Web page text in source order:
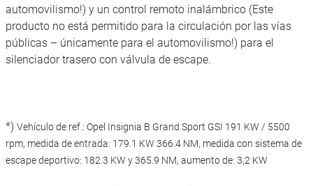
automovilismo!) y un control remoto inalámbrico (Este
producto no está permitido para la circulación por las vías
públicas – únicamente para el automovilismo!) para el
silenciador trasero con válvula de escape.
*) Vehículo de ref.: Opel Insignia B Grand Sport GSI 191 KW / 5500
rpm, medida de entrada: 179.1 KW 366.4 NM, medida con sistema de
escape deportivo: 182.3 KW y 365.9 NM, aumento de: 3,2 KW